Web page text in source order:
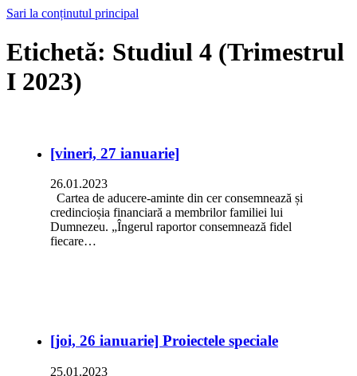
Sari la conținutul principal
Etichetă: Studiul 4 (Trimestrul
I 2023)
[vineri, 27 ianuarie]
26.01.2023
Cartea de aducere-aminte din cer consemnează și
credincioșia financiară a membrilor familiei lui
Dumnezeu. „Îngerul raportor consemnează fidel
fiecare…
[joi, 26 ianuarie] Proiectele speciale
25.01.2023